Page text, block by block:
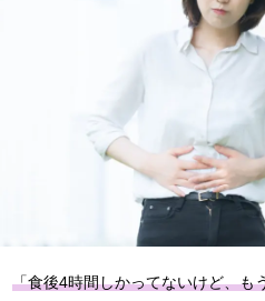
「食後4時間しかってないけど、も